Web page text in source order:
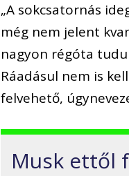
„A sokcsatornás
még nem jelent
nagyon régóta
Ráadásul nem is
felvehető,
Musk ettől